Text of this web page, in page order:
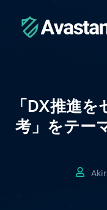
キ
「DX推進
考」をテー